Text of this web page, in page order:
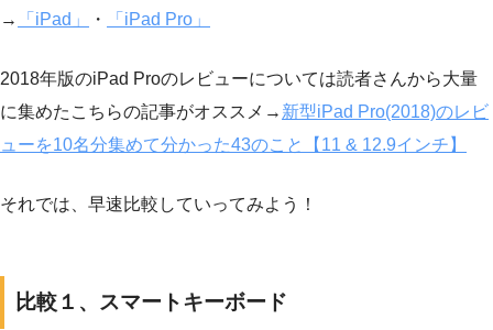
→
「iPad」 ・ 「iPad Pro」
2018年版のiPad Proのレビューについては読者さんから大量
に集めたこちらの記事がオススメ→ 新型iPad Pro(2018)のレビ
ューを10名分集めて分かった43のこと【11 & 12.9インチ】
それでは、早速比較していってみよう！
比較１、スマートキーボード